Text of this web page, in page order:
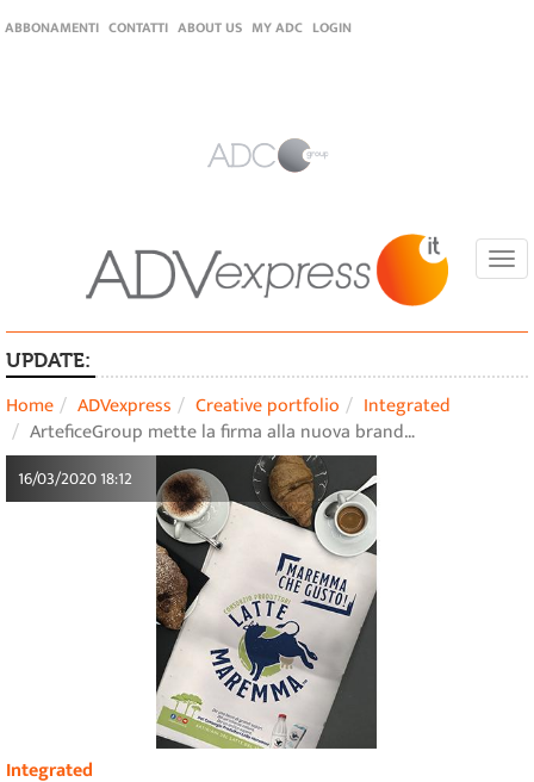
ABBONAMENTI CONTATTI ABOUT US MY ADC LOGIN
UPDATE:
Home ADVexpress Creative portfolio
Integrated
ArteficeGroup mette la firma alla nuova brand…
16/03/2020 18:12
Integrated